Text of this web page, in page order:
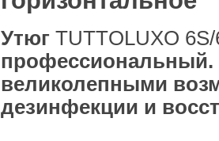
Утюг TUTTOLUXO
профессиональный.
великолепными
дезинфекции и